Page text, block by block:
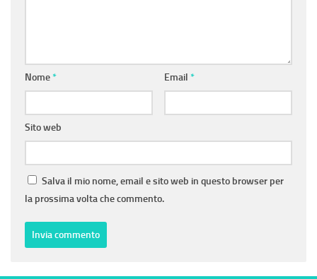
Nome* Email *
Sito web
Salva il mio nome, email e sito web in questo browser per
la prossima volta che commento.